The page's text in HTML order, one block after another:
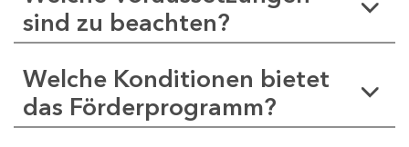
sind zu beachten?
Welche Konditionen bietet
das Förderprogramm?